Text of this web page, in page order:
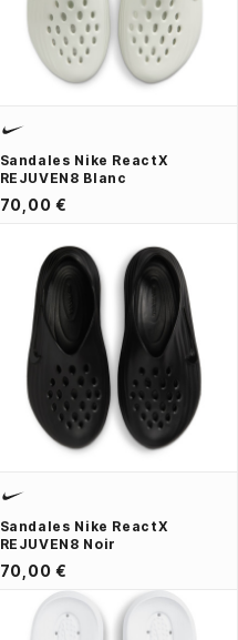
Sandales Nike ReactX
REJUVEN8 Blanc
70,00 €
Sandales Nike ReactX
REJUVEN8 Noir
70,00 €